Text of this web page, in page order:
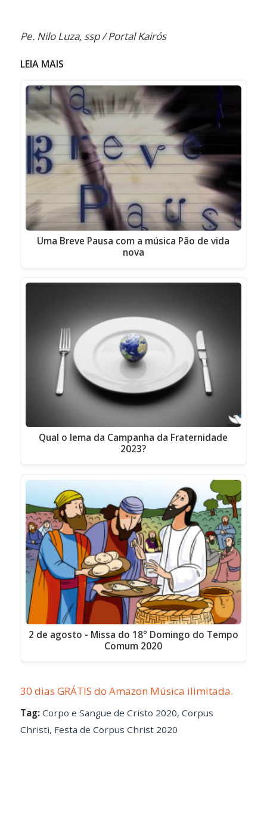
Pe. Nilo Luza, ssp / Portal Kairós
LEIA MAIS
Uma Breve Pausa com a música Pão de vida
nova
Qual o lema da Campanha da Fraternidade
2023?
2 de agosto - Missa do 18° Domingo do Tempo
Comum 2020
30 dias GRÁTIS do Amazon Música ilimitada.
Tag: Corpo e Sangue de Cristo 2020, Corpus
Christi, Festa de Corpus Christ 2020